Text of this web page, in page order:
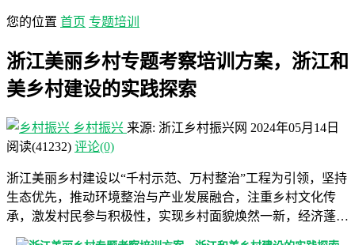
您的位置 首页 专题培训
浙江美丽乡村专题考察培训方案，浙江和
美乡村建设的实践探索
乡村振兴 来源: 浙江乡村振兴网 2024年05月14日
阅读(41232) 评论(0)
浙江美丽乡村建设以“千村示范、万村整治”工程为引领，坚持
生态优先，推动环境整治与产业发展融合，注重乡村文化传
承，激发村民参与积极性，实现乡村面貌焕然一新，经济蓬…